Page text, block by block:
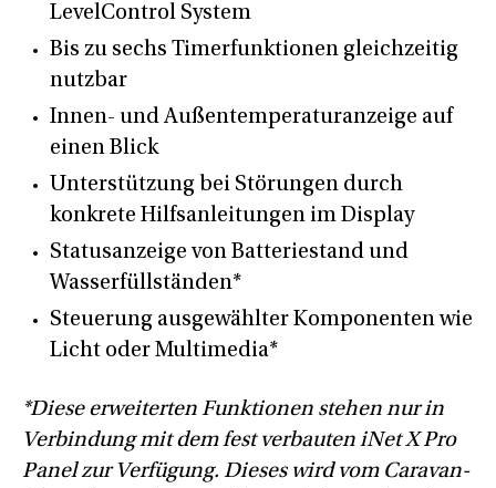
LevelControl System
Bis zu sechs Timerfunktionen gleichzeitig
nutzbar
Innen- und Außentemperaturanzeige auf
einen Blick
Unterstützung bei Störungen durch
konkrete Hilfsanleitungen im Display
Statusanzeige von Batteriestand und
Wasserfüllständen*
Steuerung ausgewählter Komponenten wie
Licht oder Multimedia*
*Diese erweiterten Funktionen stehen nur in
Verbindung mit dem fest verbauten iNet X Pro
Panel zur Verfügung. Dieses wird vom Caravan-